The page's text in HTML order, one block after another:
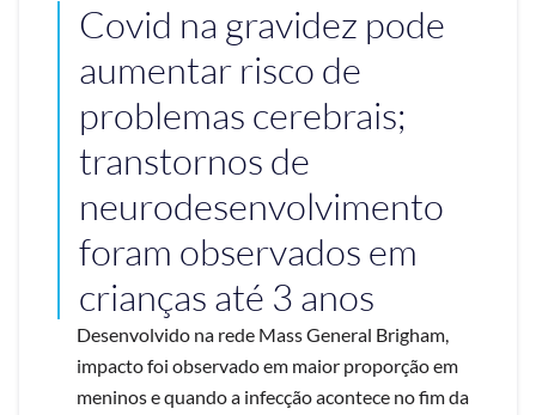
Covid na gravidez pode
aumentar risco de
problemas cerebrais;
transtornos de
neurodesenvolvimento
foram observados em
crianças até 3 anos
Desenvolvido na rede Mass General Brigham,
impacto foi observado em maior proporção em
meninos e quando a infecção acontece no fim da